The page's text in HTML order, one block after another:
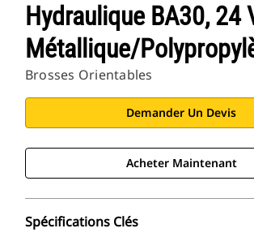
Hydraulique BA30, 24
Métallique/
Brosses Orientables
Demander Un Devis
Acheter Maintenant
Spécifications Clés